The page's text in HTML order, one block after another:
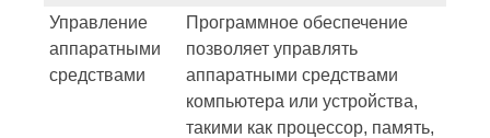
Управление
аппаратными
средствами
Программное обеспечение
позволяет управлять
аппаратными средствами
компьютера или устройства,
такими как процессор, память,